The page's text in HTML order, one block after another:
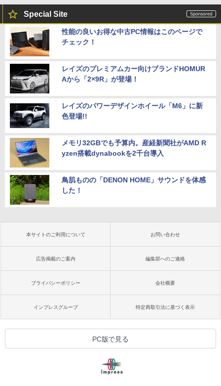
Special Site
性能の良いお得な中古PC情報はこのページで
チェック！
レイズのプレミアムカー向けブランドHOMUR
Aから「2×9R」が登場！
レイズのパワーデザインホイール「M6」に新
色登場!!
メモリ32GBでも予算内。産経新聞社がAMD R
yzen搭載dynabookを2千台導入
鳥肌ものの「DENON HOME」サウンドを体感
した！
本サイトのご利用について お問い合わせ
広告掲載のご案内 編集部へのご連絡
プライバシーポリシー 会社概要
インプレスグループ 特定商取引法に基づく表示
PC版で見る